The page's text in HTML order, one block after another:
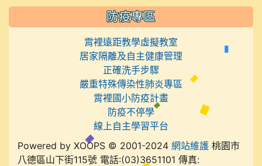
防疫專區
霄裡遠距教學虛擬教室
居家隔離及自主健康管理
正確洗手步驟
嚴重特殊傳染性肺炎專區
霄裡國小防疫計畫
防疫不停學
線上自主學習平台
Powered by XOOPS © 2001-2024 網站維護 桃園市
八德區山下街115號 電話:(03)3651101 傳真: